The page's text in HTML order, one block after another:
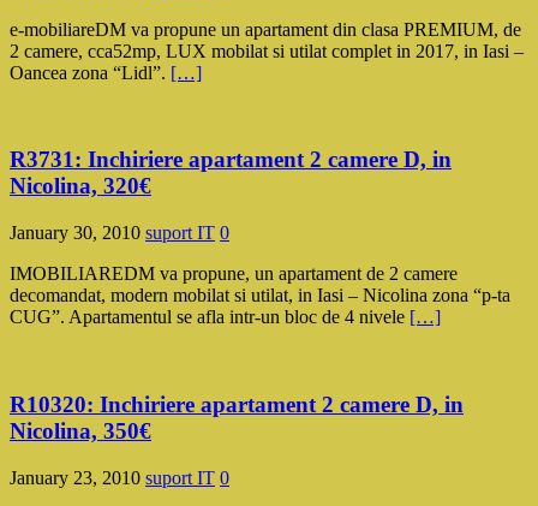
e-mobiliareDM va propune un apartament din clasa PREMIUM, de
2 camere, cca52mp, LUX mobilat si utilat complet in 2017, in Iasi –
Oancea zona “Lidl”. […]
R3731: Inchiriere apartament 2 camere D, in
Nicolina, 320€
January 30, 2010 suport IT 0
IMOBILIAREDM va propune, un apartament de 2 camere
decomandat, modern mobilat si utilat, in Iasi – Nicolina zona “p-ta
CUG”. Apartamentul se afla intr-un bloc de 4 nivele […]
R10320: Inchiriere apartament 2 camere D, in
Nicolina, 350€
January 23, 2010 suport IT 0